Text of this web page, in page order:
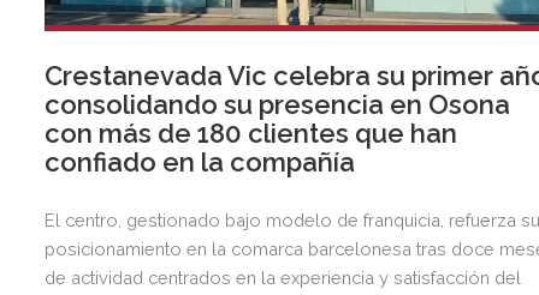
Crestanevada Vic celebra su primer
consolidando su presencia en Osona
con más de 180 clientes que han
confiado en la compañía
El centro, gestionado bajo modelo de franquicia, refuerza
posicionamiento en la comarca barcelonesa tras doce
de actividad centrados en la experiencia y satisfacción del